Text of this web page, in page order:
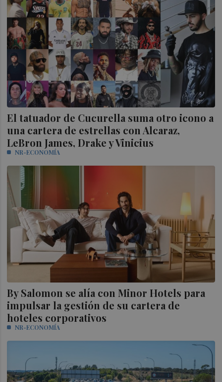
El tatuador de Cucurella suma otro icono a
una cartera de estrellas con Alcaraz,
LeBron James, Drake y Vinicius
NR-ECONOMÍA
By Salomon se alía con Minor Hotels para
impulsar la gestión de su cartera de
hoteles corporativos
NR-ECONOMÍA